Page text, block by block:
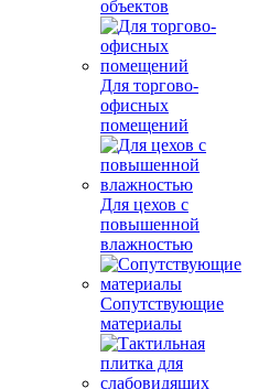
объектов
Для торгово-
офисных
помещений
Для цехов с
повышенной
влажностью
Сопутствующие
материалы